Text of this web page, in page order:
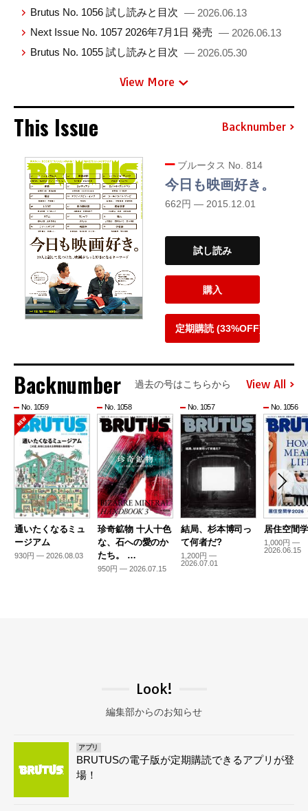
Brutus No. 1056 試し読みと目次 — 2026.06.13
Next Issue No. 1057 2026年7月1日 発売 — 2026.06.13
Brutus No. 1055 試し読みと目次 — 2026.05.30
View More
This Issue Backnumber
ブルータス No. 814
今日も映画好き。
662円 — 2015.12.01
試し読み
購入
定期購読 (33%OFF)
Backnumber 過去の号はこちらから View All
No. 1059
通いたくなるミュ
ージアム
930円 — 2026.08.03
No. 1058
珍奇鉱物 十人十色
な、石への愛のか
たち。 …
950円 — 2026.07.15
No. 1057
結局、杉本博司っ
て何者だ?
1,200円 —
2026.07.01
No. 1056
居住空間
1,000円 —
2026.06.15
Look!
編集部からのお知らせ
アプリ
BRUTUSの電子版が定期購読できるアプリが登
場！